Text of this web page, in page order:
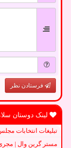
فرستادن نظر
لینک دوستان
تبلیغات انتخابات
مستر گرین وال |